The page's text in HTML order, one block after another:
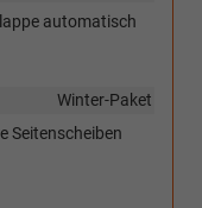
automatisch
Winter-Paket
Seitenscheiben